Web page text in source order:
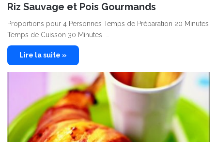
Riz Sauvage et Pois Gourmands
Proportions pour 4 Personnes Temps de Préparation 20 Minutes
Temps de Cuisson 30 Minutes …
Lire la suite »